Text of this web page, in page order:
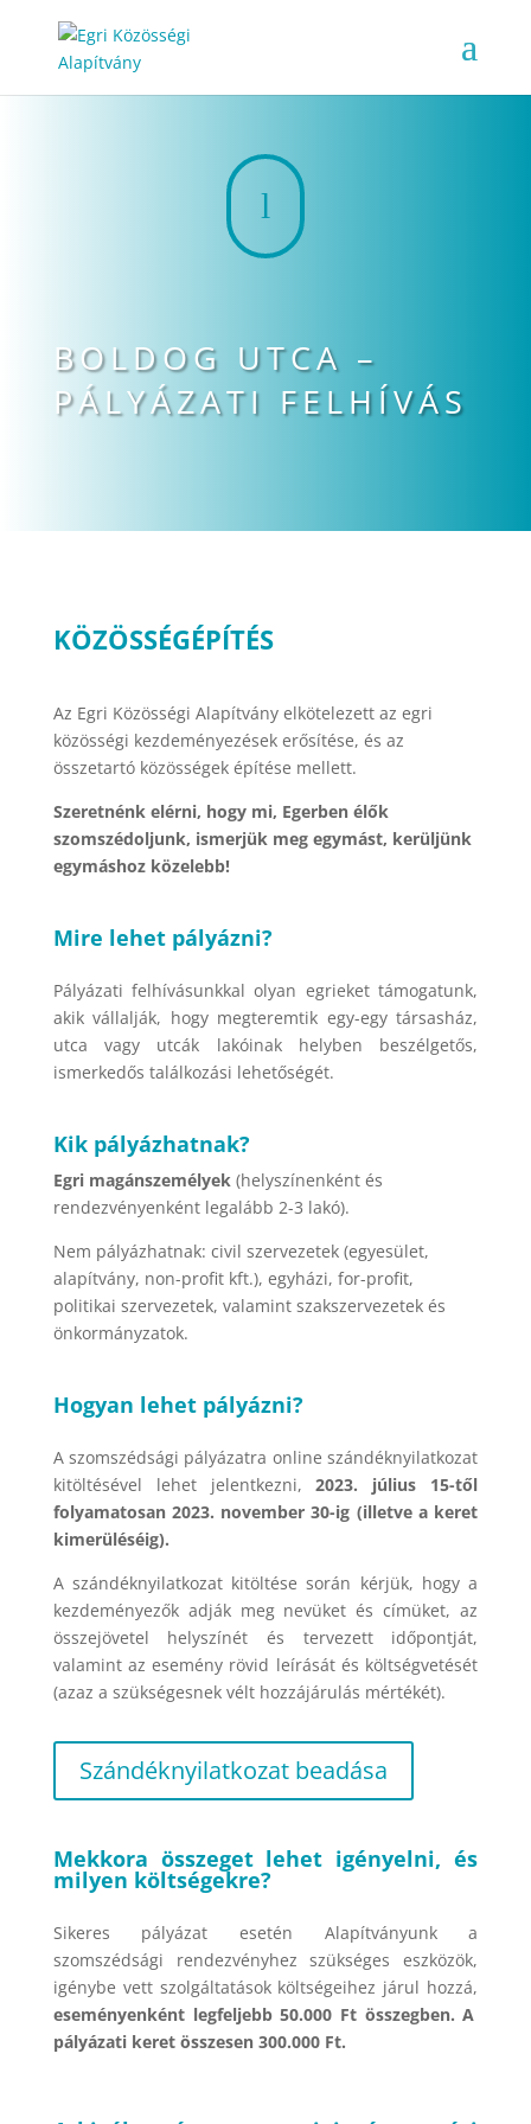
l
BOLDOG UTCA –
PÁLYÁZATI FELHÍVÁS
KÖZÖSSÉGÉPÍTÉS
Az Egri Közösségi Alapítvány elkötelezett az egri
közösségi kezdeményezések erősítése, és az
összetartó közösségek építése mellett.
Szeretnénk elérni, hogy mi, Egerben élők
szomszédoljunk, ismerjük meg egymást, kerüljünk
egymáshoz közelebb!
Mire lehet pályázni?
Pályázati felhívásunkkal olyan egrieket támogatunk,
akik vállalják, hogy megteremtik egy-egy társasház,
utca vagy utcák lakóinak helyben beszélgetős,
ismerkedős találkozási lehetőségét.
Kik pályázhatnak?
Egri magánszemélyek(helyszínenként és
rendezvényenként legalább 2-3 lakó).
Nem pályázhatnak: civil szervezetek (egyesület,
alapítvány, non-profit kft.), egyházi, for-profit,
politikai szervezetek, valamint szakszervezetek és
önkormányzatok.
Hogyan lehet pályázni?
A szomszédsági pályázatra online szándéknyilatkozat
kitöltésével lehet jelentkezni,2023. július 15-től
folyamatosan 2023. november 30-ig (illetve a keret
kimerüléséig).
A szándéknyilatkozat kitöltése során kérjük, hogy a
kezdeményezők adják meg nevüket és címüket, az
összejövetel helyszínét és tervezett időpontját,
valamint az esemény rövid leírását és költségvetését
(azaz a szükségesnek vélt hozzájárulás mértékét).
Szándéknyilatkozat beadása
Mekkora összeget lehet igényelni, és
milyen költségekre?
Sikeres pályázat esetén Alapítványunk a
szomszédsági rendezvényhez szükséges eszközök,
igénybe vett szolgáltatások költségeihez járul hozzá,
eseményenként legfeljebb 50.000 Ft összegben. A
pályázati keret összesen 300.000 Ft.